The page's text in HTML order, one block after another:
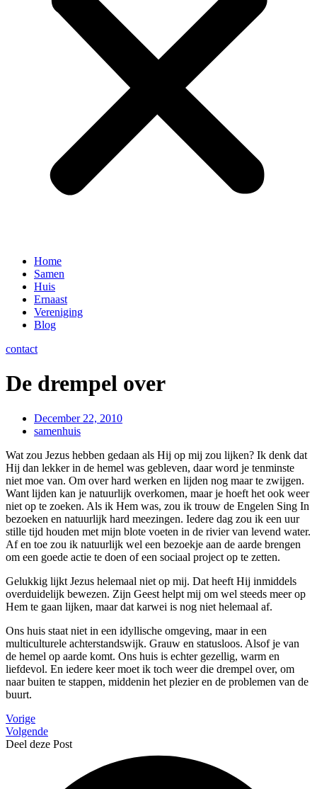
Home
Samen
Huis
Ernaast
Vereniging
Blog
contact
De drempel over
December 22, 2010
samenhuis
Wat zou Jezus hebben gedaan als Hij op mij zou lijken? Ik denk dat
Hij dan lekker in de hemel was gebleven, daar word je tenminste
niet moe van. Om over hard werken en lijden nog maar te zwijgen.
Want lijden kan je natuurlijk overkomen, maar je hoeft het ook weer
niet op te zoeken. Als ik Hem was, zou ik trouw de Engelen Sing In
bezoeken en natuurlijk hard meezingen. Iedere dag zou ik een uur
stille tijd houden met mijn blote voeten in de rivier van levend water.
Af en toe zou ik natuurlijk wel een bezoekje aan de aarde brengen
om een goede actie te doen of een sociaal project op te zetten.
Gelukkig lijkt Jezus helemaal niet op mij. Dat heeft Hij inmiddels
overduidelijk bewezen. Zijn Geest helpt mij om wel steeds meer op
Hem te gaan lijken, maar dat karwei is nog niet helemaal af.
Ons huis staat niet in een idyllische omgeving, maar in een
multiculturele achterstandswijk. Grauw en statusloos. Alsof je van
de hemel op aarde komt. Ons huis is echter gezellig, warm en
liefdevol. En iedere keer moet ik toch weer die drempel over, om
naar buiten te stappen, middenin het plezier en de problemen van de
buurt.
Vorige
Volgende
Deel deze Post